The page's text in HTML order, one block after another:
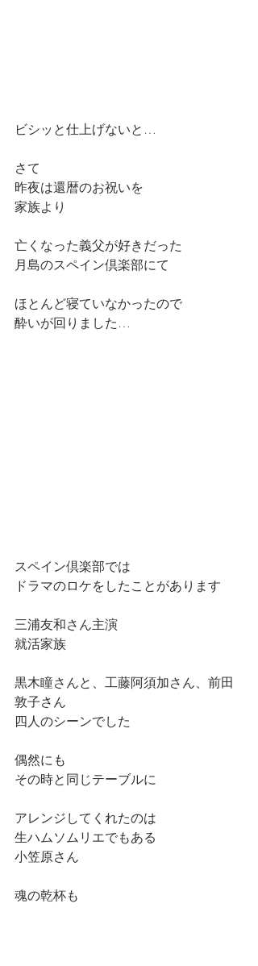
ビシッと仕上げないと…
さて
昨夜は還暦のお祝いを
家族より
亡くなった義父が好きだった
月島のスペイン倶楽部にて
ほとんど寝ていなかったので
酔いが回りました…
スペイン倶楽部では
ドラマのロケをしたことがあります
三浦友和さん主演
就活家族
黒木瞳さんと、工藤阿須加さん、前田
敦子さん
四人のシーンでした
偶然にも
その時と同じテーブルに
アレンジしてくれたのは
生ハムソムリエでもある
小笠原さん
魂の乾杯も